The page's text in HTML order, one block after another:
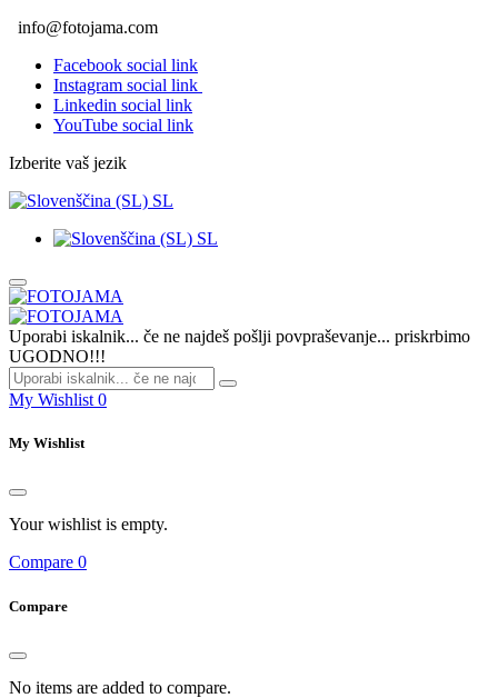
info@fotojama.com
Facebook social link
Instagram social link
Linkedin social link
YouTube social link
Izberite vaš jezik
SL
SL
Uporabi iskalnik... če ne najdeš pošlji povpraševanje... priskrbimo
UGODNO!!!
My Wishlist 0
My Wishlist
Your wishlist is empty.
Compare 0
Compare
No items are added to compare.